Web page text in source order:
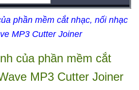
phần mềm cắt nhạc, nối nhạc
MP3 Cutter Joiner
của phần mềm cắt
MP3 Cutter Joiner